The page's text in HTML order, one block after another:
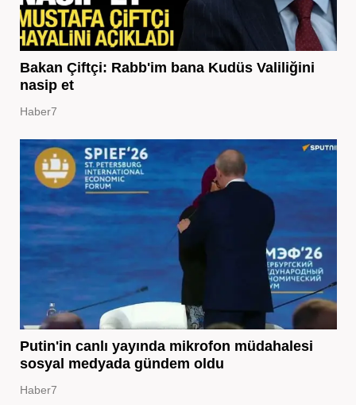
Bakan Çiftçi: Rabb'im bana Kudüs Valiliğini
nasip et
Haber7
Putin'in canlı yayında mikrofon müdahalesi
sosyal medyada gündem oldu
Haber7